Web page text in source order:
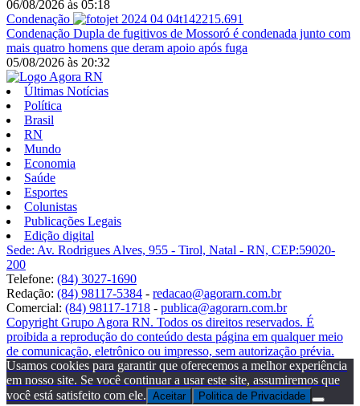
06/08/2026 às 05:18
Condenação
Condenação Dupla de fugitivos de Mossoró é condenada junto com
mais quatro homens que deram apoio após fuga
05/08/2026 às 20:32
Últimas Notícias
Política
Brasil
RN
Mundo
Economia
Saúde
Esportes
Colunistas
Publicações Legais
Edição digital
Sede: Av. Rodrigues Alves, 955 - Tirol, Natal - RN, CEP:59020-
200
Telefone: (84) 3027-1690
Redação: (84) 98117-5384 - redacao@agorarn.com.br
Comercial: (84) 98117-1718 - publica@agorarn.com.br
Copyright Grupo Agora RN. Todos os direitos reservados. É
proibida a reprodução do conteúdo desta página em qualquer meio
de comunicação, eletrônico ou impresso, sem autorização prévia.
Usamos cookies para garantir que oferecemos a melhor experiência
em nosso site. Se você continuar a usar este site, assumiremos que
você está satisfeito com ele. Aceitar Politica de Privacidade